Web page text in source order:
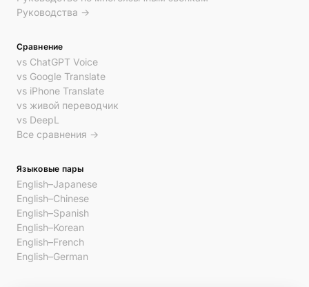
Руководства →
Сравнение
vs ChatGPT Voice
vs Google Translate
vs iPhone Translate
vs живой переводчик
vs DeepL
Все сравнения →
Языковые пары
English–Japanese
English–Chinese
English–Spanish
English–Korean
English–French
English–German